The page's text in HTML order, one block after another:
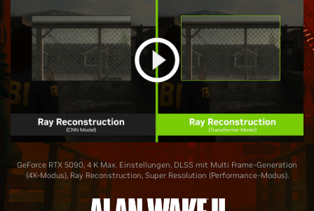
GeForce RTX 5090, 4 K Max. Einstellungen, DLSS mit Multi Frame-Generation
(4X-Modus), Ray Reconstruction, Super Resolution (Performance-Modus).